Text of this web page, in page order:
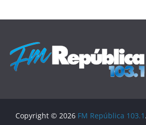
Copyright © 2026 FM República 103.1